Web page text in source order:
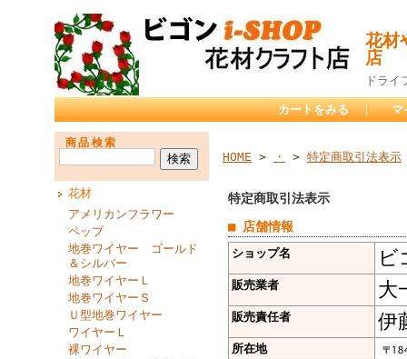
花材
店
ドライ
カートをみる ｜ マ
商品検索
花材
アメリカンフラワー
ペップ
地巻ワイヤー ゴールド
＆シルバー
地巻ワイヤーＬ
地巻ワイヤーＳ
Ｕ型地巻ワイヤー
ワイヤーＬ
裸ワイヤー
HOME > ・ > 特定商取引法表示
特定商取引法表示
■ 店舗情報
ショップ名
販売業者 大
販売責任者 伊
所在地